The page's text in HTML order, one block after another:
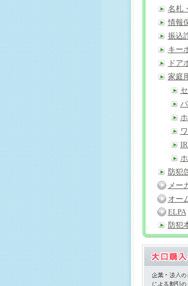
名札
情報
振込
キー
ドア
家庭
防犯
メー
オー
ELPA
防犯